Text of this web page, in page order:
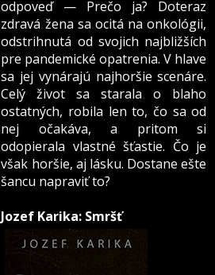
odpoveď — Prečo ja? Doteraz
zdravá žena sa ocitá na onkológii,
odstrihnutá od svojich najbližších
pre pandemické opatrenia. V hlave
sa jej vynárajú najhoršie scenáre.
Celý život sa starala o blaho
ostatných, robila len to, čo sa od
nej očakáva, a pritom si
odopierala vlastné šťastie. Čo je
však horšie, aj lásku. Dostane ešte
šancu napraviť to?
Jozef Karika: Smršť